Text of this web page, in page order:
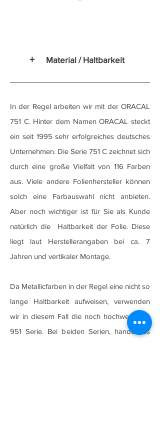
In der Regel arbeiten wir mit der ORACAL
751 C. Hinter dem Namen ORACAL steckt
ein seit 1995 sehr erfolgreiches deutsches
Unternehmen. Die Serie 751 C zeichnet sich
durch eine große Vielfalt von 116 Farben
aus. Viele andere Folienhersteller können
solch eine Farbauswahl nicht anbieten.
Aber noch wichtiger ist für Sie als Kunde
natürlich die Haltbarkeit der Folie. Diese
liegt laut Herstellerangaben bei ca. 7
Jahren und vertikaler Montage.
Da Metallicfarben in der Regel eine nicht so
lange Haltbarkeit aufweisen, verwenden
wir in diesem Fall die noch hochwertigere
951 Serie. Bei beiden Serien, handelt es
Material / Haltbarkeit
+